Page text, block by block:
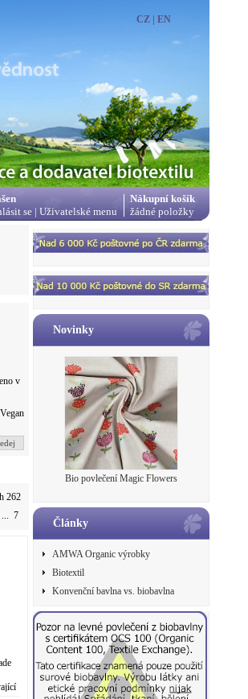
CZ| EN
Nákupní košík
žádné položky
se | Uživatelské menu
v
Vegan
262
7
Novinky
Bio povlečení Magic Flowers
Články
AMWA Organic výrobky
Biotextil
Konvenční bavlna vs. biobavlna